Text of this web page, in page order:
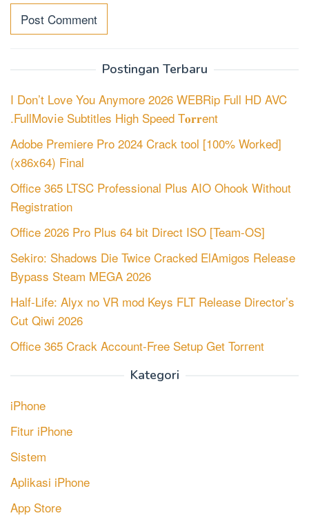
Postingan Terbaru
I Don’t Love You Anymore 2026 WEBRip Full HD AVC
.FullMov𝗂e Subtitles High Speed T𝐨𝐫𝐫ent
Adobe Premiere Pro 2024 Crack tool [100% Worked]
(x86x64) Final
Office 365 LTSC Professional Plus AIO Ohook Without
Registration
Office 2026 Pro Plus 64 bit Direct ISO [Team-OS]
Sekiro: Shadows Die Twice Cracked ElAmigos Release
Bypass Steam MEGA 2026
Half-Life: Alyx no VR mod Keys FLT Release Director’s
Cut Qiwi 2026
Office 365 Crack Account-Free Setup Gеt Torгеnt
Kategori
iPhone
Fitur iPhone
Sistem
Aplikasi iPhone
App Store